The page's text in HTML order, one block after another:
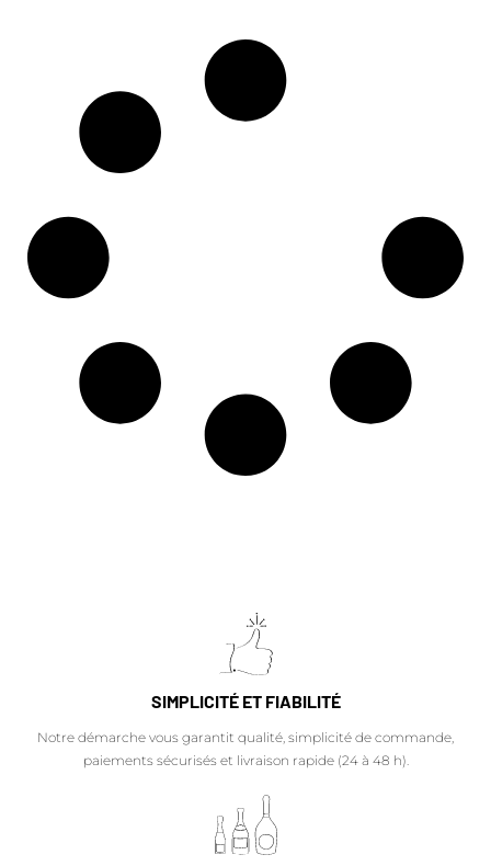
SIMPLICITÉ ET FIABILITÉ
Notre démarche vous garantit qualité, simplicité de commande,
paiements sécurisés et livraison rapide (24 à 48 h).